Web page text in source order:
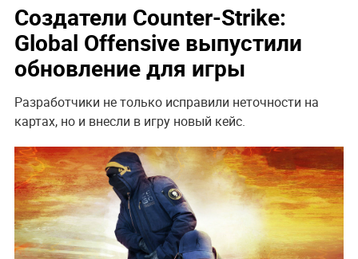
Создатели Counter-Strike:
Global Offensive выпустили
обновление для игры
Разработчики не только исправили неточности на
картах, но и внесли в игру новый кейс.